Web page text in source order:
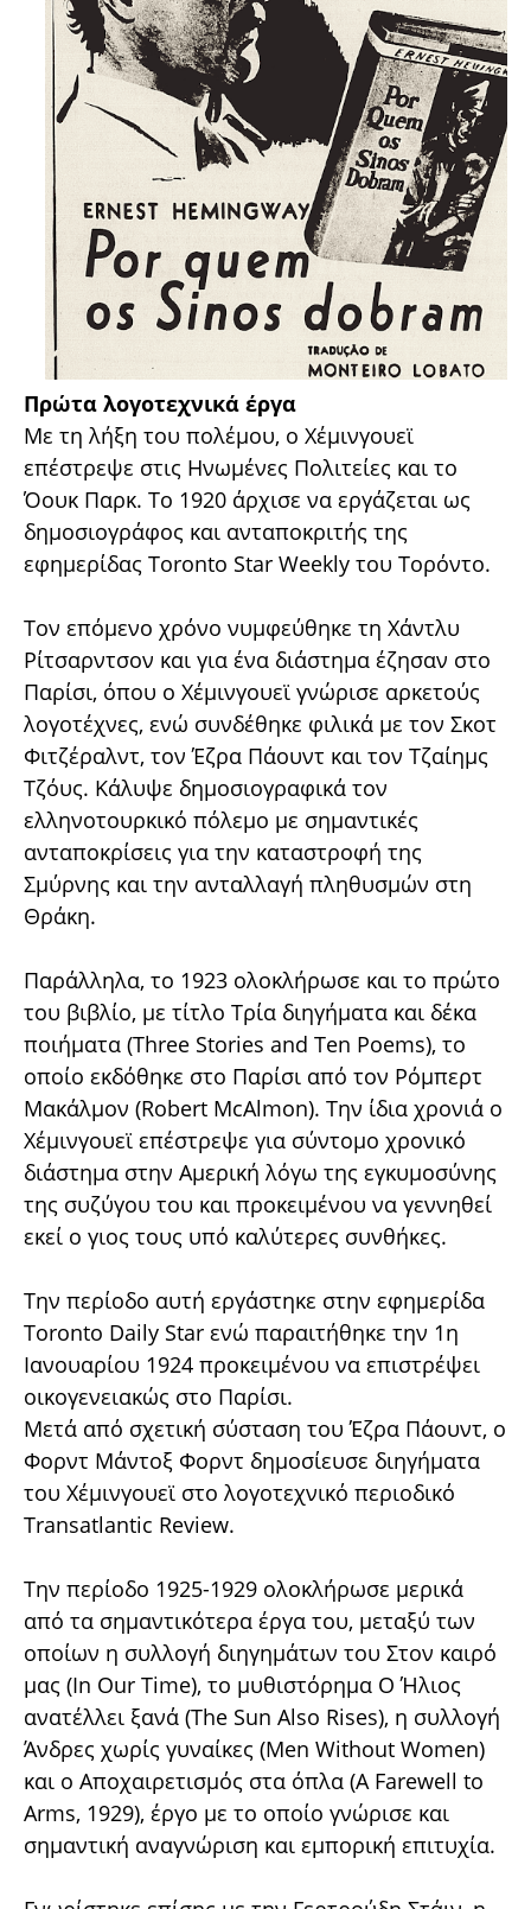
Πρώτα λογοτεχνικά έργα
Με τη λήξη του πολέμου, ο Χέμινγουεϊ
επέστρεψε στις Ηνωμένες Πολιτείες και το
Όουκ Παρκ. Το 1920 άρχισε να εργάζεται ως
δημοσιογράφος και ανταποκριτής της
εφημερίδας Toronto Star Weekly του Τορόντο.
Τον επόμενο χρόνο νυμφεύθηκε τη Χάντλυ
Ρίτσαρντσον και για ένα διάστημα έζησαν στο
Παρίσι, όπου ο Χέμινγουεϊ γνώρισε αρκετούς
λογοτέχνες, ενώ συνδέθηκε φιλικά με τον Σκοτ
Φιτζέραλντ, τον Έζρα Πάουντ και τον Τζαίημς
Τζόυς. Κάλυψε δημοσιογραφικά τον
ελληνοτουρκικό πόλεμο με σημαντικές
ανταποκρίσεις για την καταστροφή της
Σμύρνης και την ανταλλαγή πληθυσμών στη
Θράκη.
Παράλληλα, το 1923 ολοκλήρωσε και το πρώτο
του βιβλίο, με τίτλο Τρία διηγήματα και δέκα
ποιήματα (Three Stories and Ten Poems), το
οποίο εκδόθηκε στο Παρίσι από τον Ρόμπερτ
Μακάλμον (Robert McAlmon). Την ίδια χρονιά ο
Χέμινγουεϊ επέστρεψε για σύντομο χρονικό
διάστημα στην Αμερική λόγω της εγκυμοσύνης
της συζύγου του και προκειμένου να γεννηθεί
εκεί ο γιος τους υπό καλύτερες συνθήκες.
Την περίοδο αυτή εργάστηκε στην εφημερίδα
Toronto Daily Star ενώ παραιτήθηκε την 1η
Ιανουαρίου 1924 προκειμένου να επιστρέψει
οικογενειακώς στο Παρίσι.
Μετά από σχετική σύσταση του Έζρα Πάουντ, ο
Φορντ Μάντοξ Φορντ δημοσίευσε διηγήματα
του Χέμινγουεϊ στο λογοτεχνικό περιοδικό
Transatlantic Review.
Την περίοδο 1925-1929 ολοκλήρωσε μερικά
από τα σημαντικότερα έργα του, μεταξύ των
οποίων η συλλογή διηγημάτων του Στον καιρό
μας (In Our Time), το μυθιστόρημα Ο Ήλιος
ανατέλλει ξανά (The Sun Also Rises), η συλλογή
Άνδρες χωρίς γυναίκες (Men Without Women)
και ο Αποχαιρετισμός στα όπλα (A Farewell to
Arms, 1929), έργο με το οποίο γνώρισε και
σημαντική αναγνώριση και εμπορική επιτυχία.